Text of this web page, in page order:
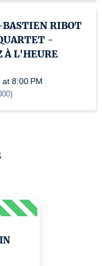
RIBOT
-
À L'HEURE
8:00 PM
)